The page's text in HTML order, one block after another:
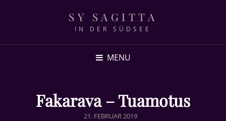
SY SAGITTA
IN DER SÜDSEE
MENU
Fakarava – Tuamotus
POSTED
21. FEBRUAR 2019